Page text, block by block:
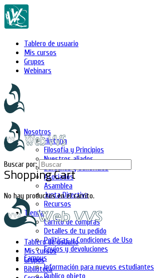
Tablero de usuario
Mis cursos
Grupos
Webinars
Nosotros
Historia
Filosofía y Principios
Nuestros aliados
Derechos y beneficios
Asociados
Asamblea
Junta Directiva
Recursos
Tienda
Carrito de compras
Detalles de tu pedido
Políticas y Condiciones de Uso
Envíos y devoluciones
Campus
Información para nuevos estudiantes
Publico objeto
Shopping Cart
No hay productos en el carrito.
Buscar por:
Tablero de usuario
Mis cursos
Grupos
Biblioteca